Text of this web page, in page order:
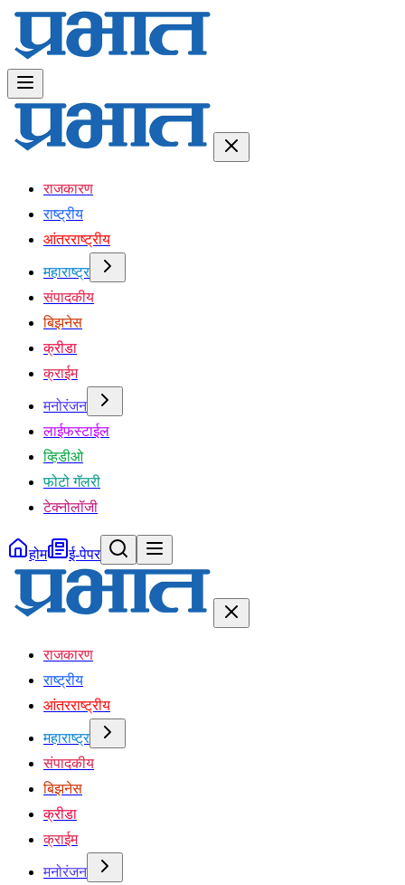
राजकारण
राष्ट्रीय
आंतरराष्ट्रीय
महाराष्ट्र
संपादकीय
बिझनेस
क्रीडा
क्राईम
मनोरंजन
लाईफस्टाईल
व्हिडीओ
फोटो गॅलरी
टेक्नोलॉजी
होम ई-पेपर
राजकारण
राष्ट्रीय
आंतरराष्ट्रीय
महाराष्ट्र
संपादकीय
बिझनेस
क्रीडा
क्राईम
मनोरंजन